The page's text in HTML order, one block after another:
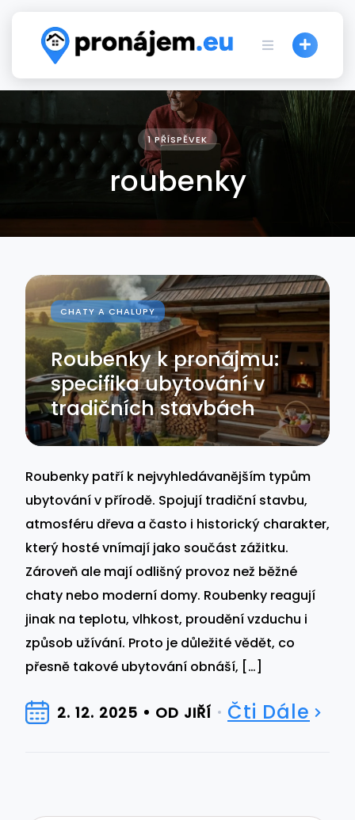
content
1 PŘÍSPĚVEK
roubenky
CHATY A CHALUPY
Roubenky k pronájmu:
specifika ubytování v
tradičních stavbách
Roubenky patří k nejvyhledávanějším typům
ubytování v přírodě. Spojují tradiční stavbu,
atmosféru dřeva a často i historický charakter,
který hosté vnímají jako součást zážitku.
Zároveň ale mají odlišný provoz než běžné
chaty nebo moderní domy. Roubenky reagují
jinak na teplotu, vlhkost, proudění vzduchu i
způsob užívání. Proto je důležité vědět, co
přesně takové ubytování obnáší, […]
2. 12. 2025 OD JIŘÍ Čti Dále